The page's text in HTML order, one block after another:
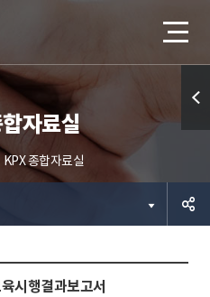
자료실
KPX 종합자료실
시행결과보고서